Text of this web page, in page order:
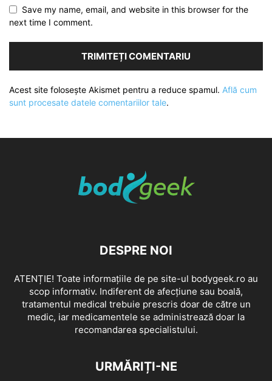
Save my name, email, and website in this browser for the
next time I comment.
Acest site folosește Akismet pentru a reduce spamul. Află cum
sunt procesate datele comentariilor tale.
DESPRE NOI
ATENȚIE! Toate informațiile de pe site-ul bodygeek.ro au
scop informativ. Indiferent de afecțiune sau boală,
tratamentul medical trebuie prescris doar de către un
medic, iar medicamentele se administrează doar la
recomandarea specialistului.
URMĂRIȚI-NE